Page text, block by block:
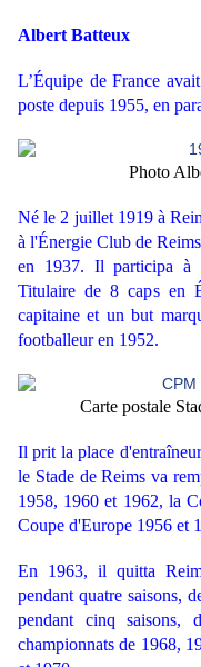
Albert Batteux
L’Équipe de France
poste depuis 1955, en
Photo
Né le 2 juillet 1919 à
à l'Énergie Club de
en 1937. Il participa à
Titulaire de 8 caps en
capitaine et un but
footballeur en 1952.
Carte postale
Il prit la place
le Stade de Reims va
1958, 1960 et 1962, la
Coupe d'Europe 1956 et
En 1963, il quitta
pendant quatre saisons,
pendant cinq
championnats de 1968,